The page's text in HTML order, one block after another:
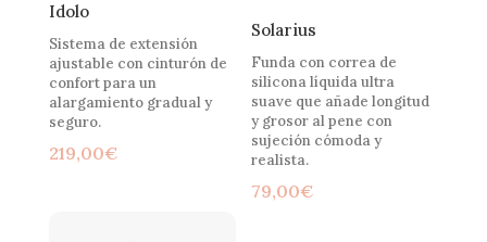
Idolo
Sistema de extensión
ajustable con cinturón de
confort para un
alargamiento gradual y
seguro.
219,00€
Solarius
Funda con correa de
silicona líquida ultra
suave que añade longitud
y grosor al pene con
sujeción cómoda y
realista.
79,00€